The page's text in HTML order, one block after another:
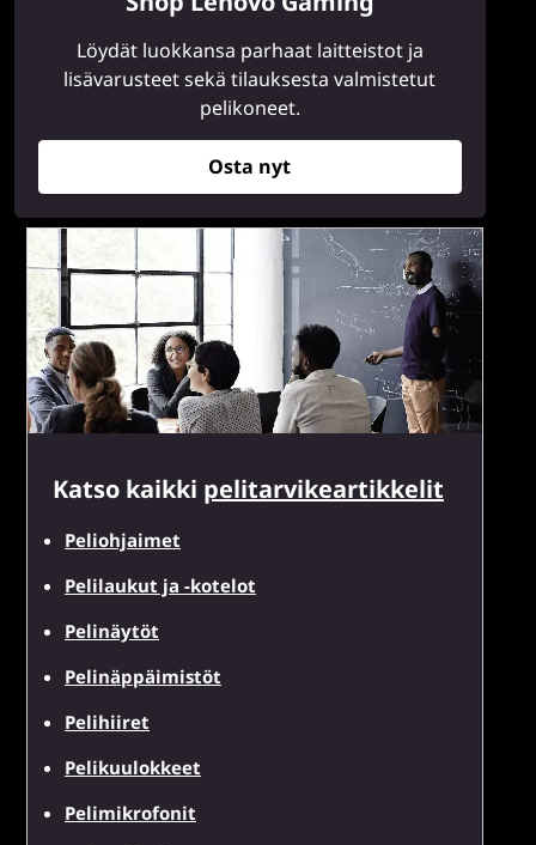
Löydät luokkansa parhaat laitteistot ja
lisävarusteet sekä tilauksesta valmistetut
pelikoneet.
Osta nyt
Katso kaikki pelitarvikeartikkelit
Peliohjaimet
Pelilaukut ja -kotelot
Pelinäytöt
Pelinäppäimistöt
Pelihiiret
Pelikuulokkeet
Pelimikrofonit